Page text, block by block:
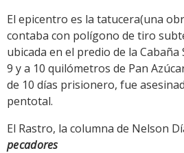
El epicentro es la tatucera(una
contaba con polígono de tiro
ubicada en el predio de la
9 y a 10 quilómetros de Pan
de 10 días prisionero, fue
pentotal.
El Rastro, la columna de Nelson
pecadores